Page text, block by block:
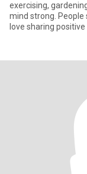
exercising,
mind strong. People
love sharing